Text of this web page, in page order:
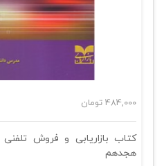
484,000 تومان
کتاب بازاریابی و فروش
هجدهم